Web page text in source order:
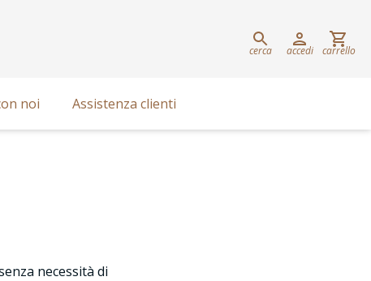
noi Assistenza clienti
cerca accedi carrello
necessità di